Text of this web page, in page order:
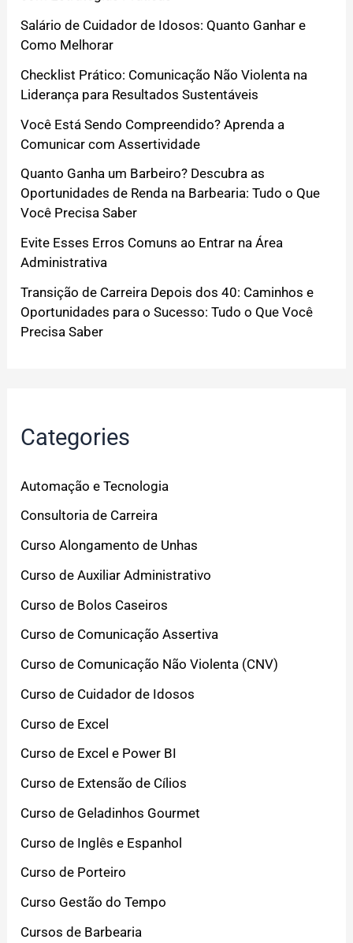
Salário de Cuidador de Idosos: Quanto Ganhar e
Como Melhorar
Checklist Prático: Comunicação Não Violenta na
Liderança para Resultados Sustentáveis
Você Está Sendo Compreendido? Aprenda a
Comunicar com Assertividade
Quanto Ganha um Barbeiro? Descubra as
Oportunidades de Renda na Barbearia: Tudo o Que
Você Precisa Saber
Evite Esses Erros Comuns ao Entrar na Área
Administrativa
Transição de Carreira Depois dos 40: Caminhos e
Oportunidades para o Sucesso: Tudo o Que Você
Precisa Saber
Categories
Automação e Tecnologia
Consultoria de Carreira
Curso Alongamento de Unhas
Curso de Auxiliar Administrativo
Curso de Bolos Caseiros
Curso de Comunicação Assertiva
Curso de Comunicação Não Violenta (CNV)
Curso de Cuidador de Idosos
Curso de Excel
Curso de Excel e Power BI
Curso de Extensão de Cílios
Curso de Geladinhos Gourmet
Curso de Inglês e Espanhol
Curso de Porteiro
Curso Gestão do Tempo
Cursos de Barbearia